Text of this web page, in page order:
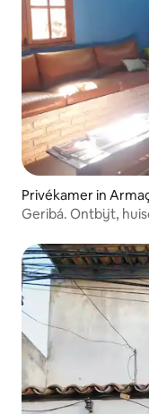
Privékamer in
Geribá. Ontbijt,